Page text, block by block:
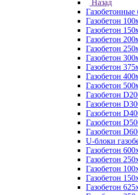
Назад
Газобетонные
Газобетон
Газобетон
Газобетон
Газобетон
Газобетон
Газобетон
Газобетон
Газобетон
Газобетон
Газобетон
Газобетон
Газобетон
Газобетон
U-блоки
Газобетон
Газобетон
Газобетон
Газобетон
Газобетон